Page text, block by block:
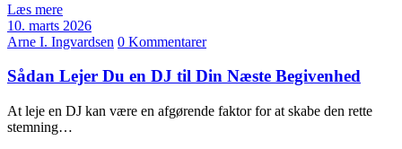
Læs mere
10. marts 2026
Arne I. Ingvardsen 0 Kommentarer
Sådan Lejer Du en DJ til Din Næste Begivenhed
At leje en DJ kan være en afgørende faktor for at skabe den rette
stemning…